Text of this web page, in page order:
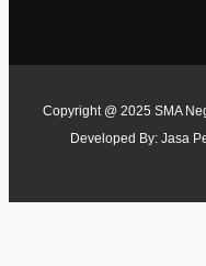
Copyright @ 2025 SMA
Developed By: Jasa